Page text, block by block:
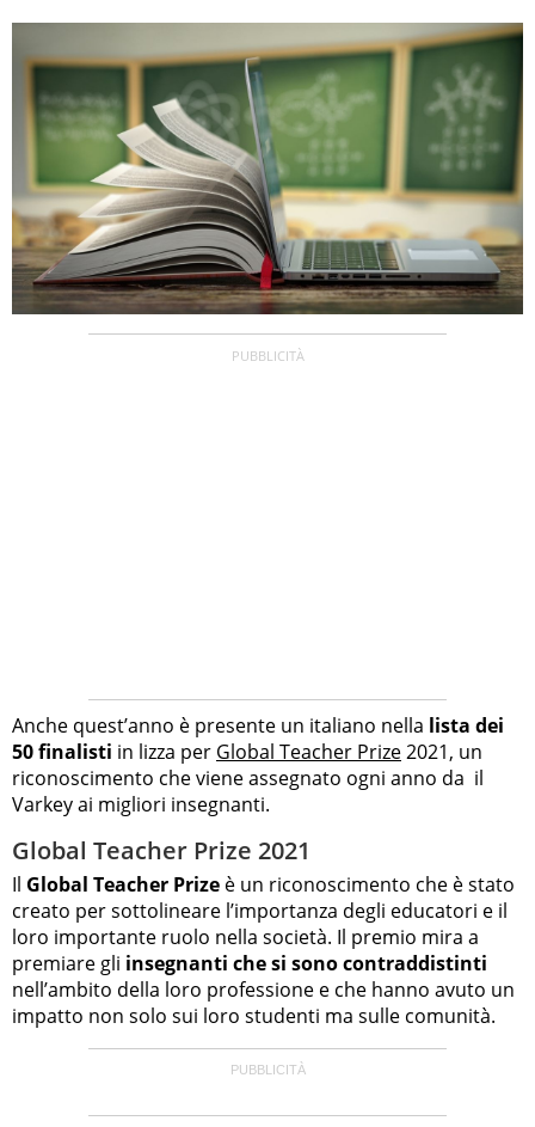
Anche quest’anno è presente un italiano nella lista dei
50 finalisti in lizza per Global Teacher Prize2021, un
riconoscimento che viene assegnato ogni anno da il
Varkey ai migliori insegnanti.
Global Teacher Prize 2021
Il Global Teacher Prize è un riconoscimento che è stato
creato per sottolineare l’importanza degli educatori e il
loro importante ruolo nella società. Il premio mira a
premiare gli insegnanti che si sono contraddistinti
nell’ambito della loro professione e che hanno avuto un
impatto non solo sui loro studenti ma sulle comunità.